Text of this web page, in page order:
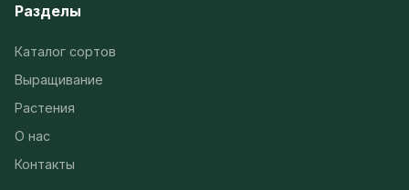
Разделы
Каталог сортов
Выращивание
Растения
О нас
Контакты